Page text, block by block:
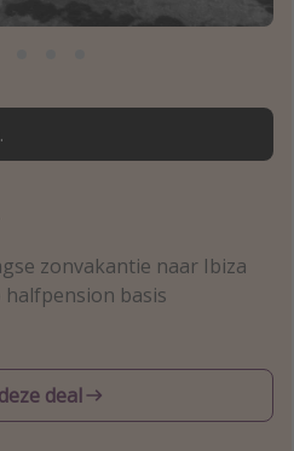
zonvakantie naar Ibiza
halfpension basis
deal